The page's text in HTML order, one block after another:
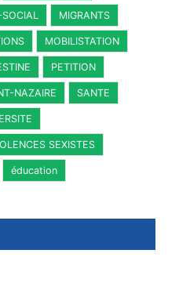
MIGRANTS
MOBILISTATION
PETITION
NAZAIRE SANTE
SEXISTES
éducation